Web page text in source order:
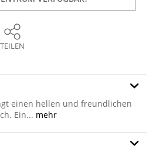
TEILEN
einen hellen und freundlichen
Ein... mehr